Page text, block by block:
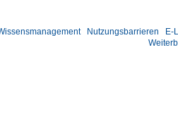
E-
Nutzungsbarrieren